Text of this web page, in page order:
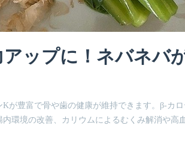
ップに！ネバネバ
が豊富で骨や歯の健康が維持できます。β-カ
環境の改善、カリウムによるむくみ解消や高